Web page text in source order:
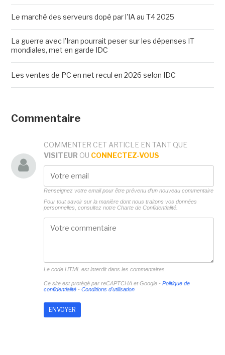
Le marché des serveurs dopé par l'IA au T4 2025
La guerre avec l'Iran pourrait peser sur les dépenses IT
mondiales, met en garde IDC
Les ventes de PC en net recul en 2026 selon IDC
Commentaire
COMMENTER CET ARTICLE EN TANT QUE
VISITEUR OU CONNECTEZ-VOUS
Renseignez votre email pour être prévenu d'un nouveau commentaire
Pour tout savoir sur la manière dont nous traitons vos données
personnelles, consultez notre Charte de Confidentialité.
Le code HTML est interdit dans les commentaires
Ce site est protégé par reCAPTCHA et Google - Politique de
confidentialité- Conditions d'utilisation